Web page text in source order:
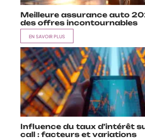
Meilleure assurance auto
des offres incontournables
EN SAVOIR PLUS
Influence du taux d’intérêt
call : facteurs et variations